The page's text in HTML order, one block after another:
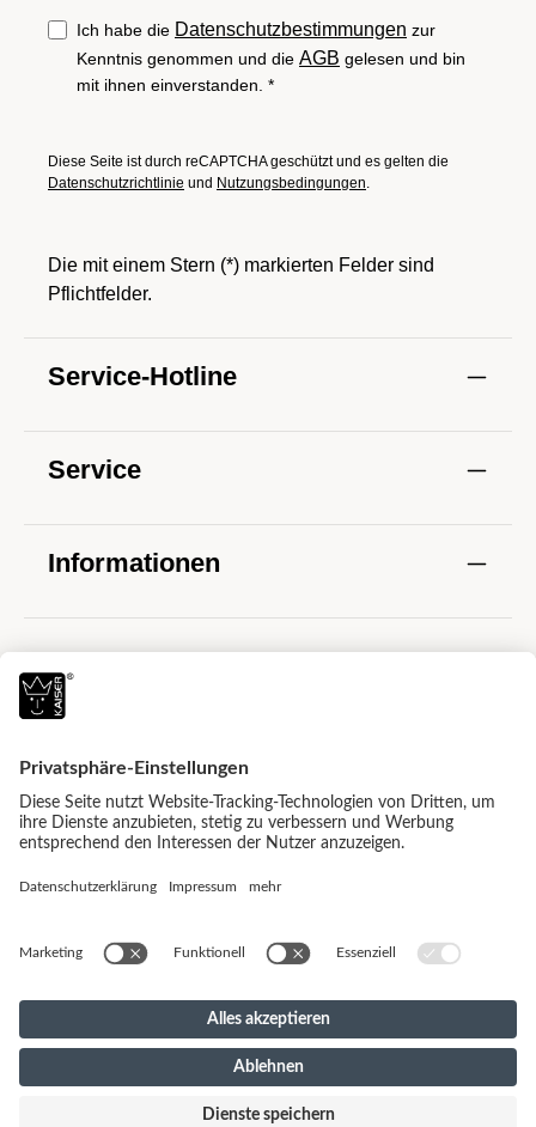
Ich habe die Datenschutzbestimmungen zur
Kenntnis genommen und die AGB gelesen und bin
mit ihnen einverstanden. *
Diese Seite ist durch reCAPTCHA geschützt und es gelten die
Datenschutzrichtlinie und Nutzungsbedingungen.
Die mit einem Stern (*) markierten Felder sind
Pflichtfelder.
Service-Hotline
Service
Informationen
© 2026 Kaiser Naturfellprodukte - with bymister
bk!
Alle Preise inkl. gesetzl. Mehrwertsteuer zzgl.
Versandkosten
und ggf. Nachnahmegebühren,
wenn nicht anders angegeben.